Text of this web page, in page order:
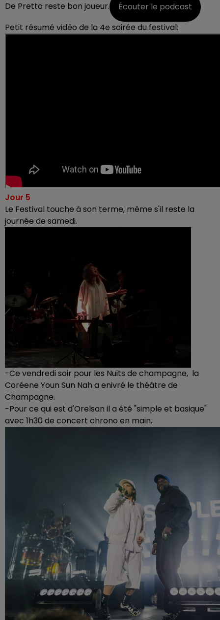
De Pretto reste bon joueur.
Écouter le podcast
Petit résumé vidéo de la 4e soirée du festival:
Jour 5
Le Festival touche à son terme, même s'il reste la
journée de samedi.
-Ce vendredi soir pour les Nuits de champagne, la
Coréene Youn Sun Nah a enivré le théâtre de
Champagne.
-Pour ce qui est d'Orelsan il a été "simple et basique"
avec 1h30 de concert chrono en main.